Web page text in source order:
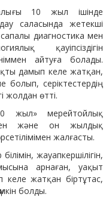
10 жыл ішінде
саласында жетекші
диагностика мен
қауіпсіздігін
айтуға болады.
дамып келе жатқан,
болып, серіктестердің
жолдан өтті.
жыл» мерейтойлық
және он жылдық
жалғасты.
жауапкершілігін,
арнаған, уақыт
келе жатқан біртұтас,
болды.